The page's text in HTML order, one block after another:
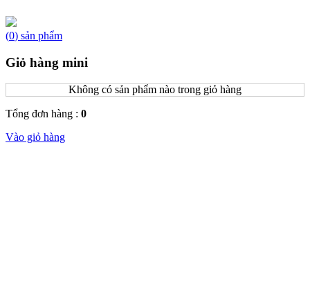
(0) sản phẩm
Giỏ hàng mini
Không có sản phẩm nào trong giỏ hàng
Tổng đơn hàng : 0
Vào giỏ hàng